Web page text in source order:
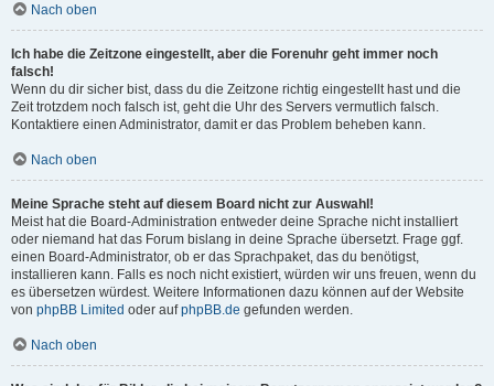
Nach oben
Ich habe die Zeitzone eingestellt, aber die Forenuhr geht immer noch
falsch!
Wenn du dir sicher bist, dass du die Zeitzone richtig eingestellt hast und die
Zeit trotzdem noch falsch ist, geht die Uhr des Servers vermutlich falsch.
Kontaktiere einen Administrator, damit er das Problem beheben kann.
Nach oben
Meine Sprache steht auf diesem Board nicht zur Auswahl!
Meist hat die Board-Administration entweder deine Sprache nicht installiert
oder niemand hat das Forum bislang in deine Sprache übersetzt. Frage ggf.
einen Board-Administrator, ob er das Sprachpaket, das du benötigst,
installieren kann. Falls es noch nicht existiert, würden wir uns freuen, wenn du
es übersetzen würdest. Weitere Informationen dazu können auf der Website
von phpBB Limited oder aufphpBB.de gefunden werden.
Nach oben